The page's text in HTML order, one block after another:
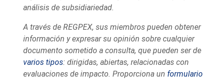
análisis de subsidiariedad.
A través de REGPEX, sus miembros pueden obtener
información y expresar su opinión sobre cualquier
documento sometido a consulta, que pueden ser de
varios tipos:dirigidas, abiertas, relacionadas con
evaluaciones de impacto. Proporciona un formulario